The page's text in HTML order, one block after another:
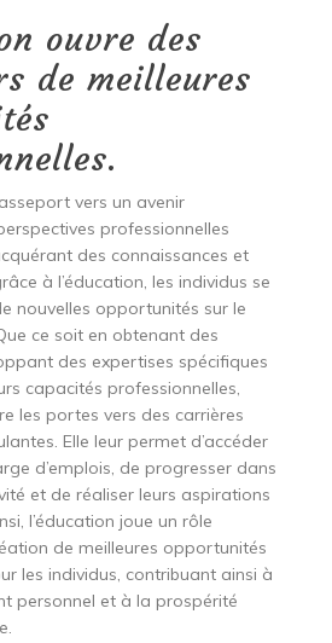
ouvre des
de meilleures
vers un avenir
professionnelles
des connaissances et
à l’éducation, les individus se
nouvelles opportunités sur le
ce soit en obtenant des
des expertises spécifiques
capacités professionnelles,
les portes vers des carrières
Elle leur permet d’accéder
d’emplois, de progresser dans
et de réaliser leurs aspirations
l’éducation joue un rôle
de meilleures opportunités
les individus, contribuant ainsi à
personnel et à la prospérité